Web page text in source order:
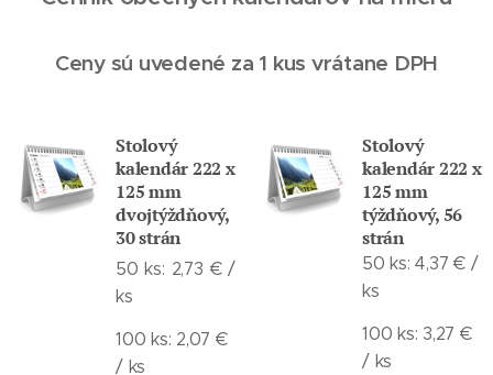
Ceny sú uvedené za 1 kus vrátane DPH
Stolový
kalendár 222 x
125 mm
dvojtýždňový,
30 strán
50 ks: 2,73 € /
ks
100 ks: 2,07 €
/ ks
Stolový
kalendár 222 x
125 mm
týždňový, 56
strán
50 ks: 4,37 € /
ks
100 ks: 3,27 €
/ ks